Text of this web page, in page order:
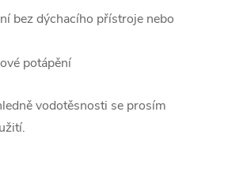
bez dýchacího přístroje nebo
potápění
vodotěsnosti se prosím